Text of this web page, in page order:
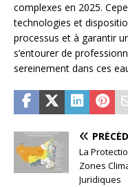
complexes en 2025.
technologies et
processus et à garantir
s’entourer de
sereinement dans ces
La
Zones
Juridiques